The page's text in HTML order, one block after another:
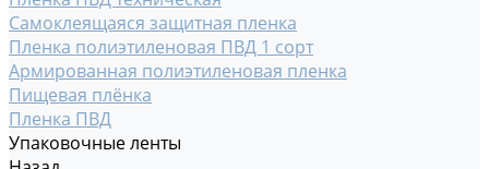
Самоклеящаяся защитная пленка
Пленка полиэтиленовая ПВД 1 сорт
Армированная полиэтиленовая пленка
Пищевая плёнка
Пленка ПВД
Упаковочные ленты